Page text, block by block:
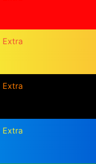
Extra
Extra
Extra